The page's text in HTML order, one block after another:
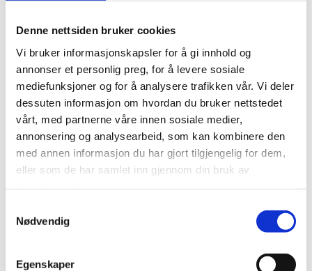
Denne nettsiden bruker cookies
Vi bruker informasjonskapsler for å gi innhold og
annonser et personlig preg, for å levere sosiale
mediefunksjoner og for å analysere trafikken vår. Vi deler
dessuten informasjon om hvordan du bruker nettstedet
vårt, med partnerne våre innen sosiale medier,
annonsering og analysearbeid, som kan kombinere den
med annen informasjon du har gjort tilgjengelig for dem,
eller som de har samlet inn gjennom din bruk av
Nødvendig
Egenskaper
gjennomføres som et forbundsvist oppgjør i tråd med
forhandler først og legger rammene for resten av
arbeidslivet.
Tariffpolitisk uttalelse, hovedoppgjøret 2026 vedtatt i
LOs representantskap 17. februar kan leses her.
Tariffpolitisk uttalelse
- hovedoppgjøret 2026